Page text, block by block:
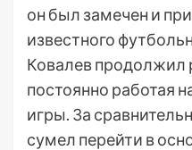
он был замечен и
известного
Ковалев продолжил
постоянно работая
игры. За
сумел перейти в